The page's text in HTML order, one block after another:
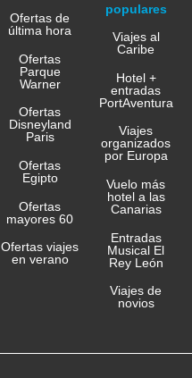
Ofertas de
última hora
Ofertas
Parque
Warner
Ofertas
Disneyland
Paris
Ofertas
Egipto
Ofertas
mayores 60
Ofertas viajes
en verano
populares
Viajes al
Caribe
Hotel +
entradas
PortAventura
Viajes
organizados
por Europa
Vuelo más
hotel a las
Canarias
Entradas
Musical El
Rey León
Viajes de
novios